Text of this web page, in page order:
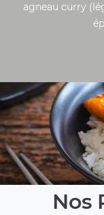
agneau curry
Nos